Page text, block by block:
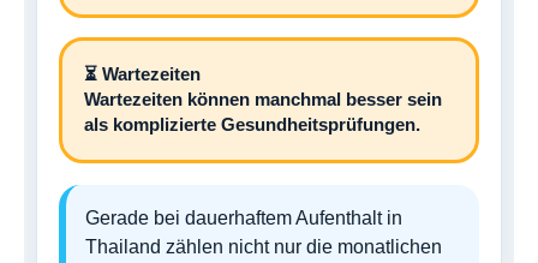
⏳ Wartezeiten
Wartezeiten können manchmal besser sein
als komplizierte Gesundheitsprüfungen.
Gerade bei dauerhaftem Aufenthalt in
Thailand zählen nicht nur die monatlichen